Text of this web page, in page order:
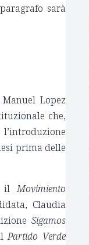
sarà
Lopez
che,
prima delle
ilMovimiento
Claudia
Sigamos
ilPartido Verde